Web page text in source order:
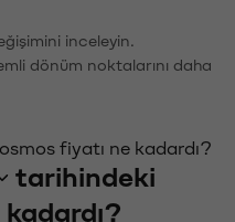
inceleyin.
dönüm noktalarını daha
fiyatı ne kadardı?
tarihindeki